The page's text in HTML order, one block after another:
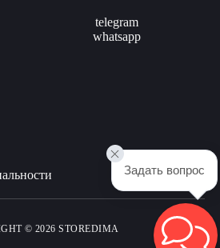
telegram
whatsapp
© 2026 STOREDIMA
Задать вопрос